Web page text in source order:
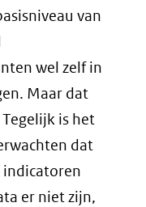
van
wel zelf in
Maar dat
is het
dat
er niet zijn,